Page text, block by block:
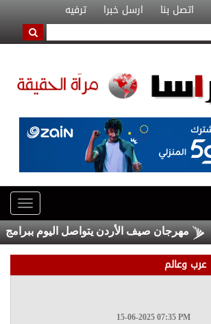
اتصل بنا ارسل خبرا ترفيه
مهرجان صيف الأردن يتواصل اليوم ببرامج
عرب وعالم
15-06-2025 07:35 PM